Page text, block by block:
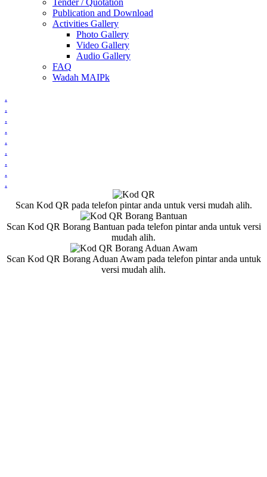
Publication and Download
Activities Gallery
Photo Gallery
Video Gallery
Audio Gallery
FAQ
Wadah MAIPk
.
.
.
.
.
.
.
.
.
Scan Kod QR pada telefon pintar anda untuk versi mudah alih.
Scan Kod QR Borang Bantuan pada telefon pintar anda untuk versi
mudah alih.
Scan Kod QR Borang Aduan Awam pada telefon pintar anda untuk
versi mudah alih.